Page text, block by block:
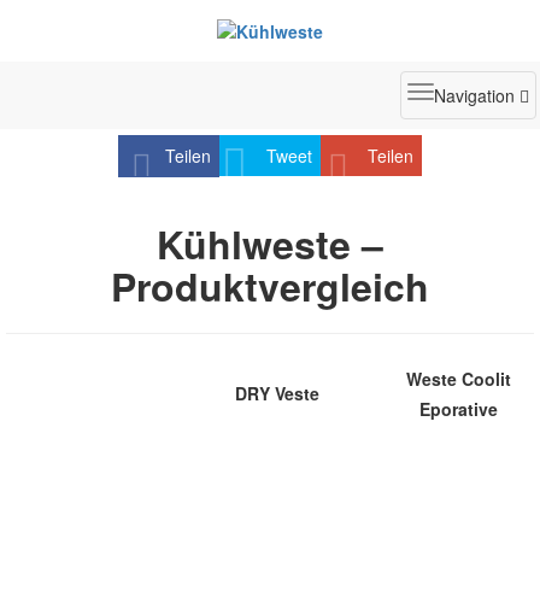
Toggle
Navigation
Teilen Tweet Teilen
Kühlweste –
Produktvergleich
DRY Veste
Weste Coolit
Eporative